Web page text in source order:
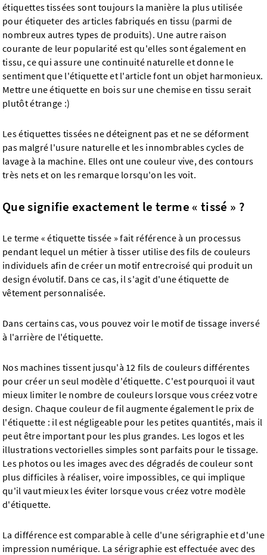
étiquettes tissées sont toujours la manière la plus utilisée
pour étiqueter des articles fabriqués en tissu (parmi de
nombreux autres types de produits). Une autre raison
courante de leur popularité est qu'elles sont également en
tissu, ce qui assure une continuité naturelle et donne le
sentiment que l'étiquette et l'article font un objet harmonieux.
Mettre une étiquette en bois sur une chemise en tissu serait
plutôt étrange :)
Les étiquettes tissées ne déteignent pas et ne se déforment
pas malgré l'usure naturelle et les innombrables cycles de
lavage à la machine. Elles ont une couleur vive, des contours
très nets et on les remarque lorsqu'on les voit.
Que signifie exactement le terme « tissé » ?
Le terme « étiquette tissée » fait référence à un processus
pendant lequel un métier à tisser utilise des fils de couleurs
individuels afin de créer un motif entrecroisé qui produit un
design évolutif. Dans ce cas, il s'agit d'une étiquette de
vêtement personnalisée.
Dans certains cas, vous pouvez voir le motif de tissage inversé
à l'arrière de l'étiquette.
Nos machines tissent jusqu'à 12 fils de couleurs différentes
pour créer un seul modèle d'étiquette. C'est pourquoi il vaut
mieux limiter le nombre de couleurs lorsque vous créez votre
design. Chaque couleur de fil augmente également le prix de
l'étiquette : il est négligeable pour les petites quantités, mais il
peut être important pour les plus grandes. Les logos et les
illustrations vectorielles simples sont parfaits pour le tissage.
Les photos ou les images avec des dégradés de couleur sont
plus difficiles à réaliser, voire impossibles, ce qui implique
qu'il vaut mieux les éviter lorsque vous créez votre modèle
d'étiquette.
La différence est comparable à celle d'une sérigraphie et d'une
impression numérique. La sérigraphie est effectuée avec des